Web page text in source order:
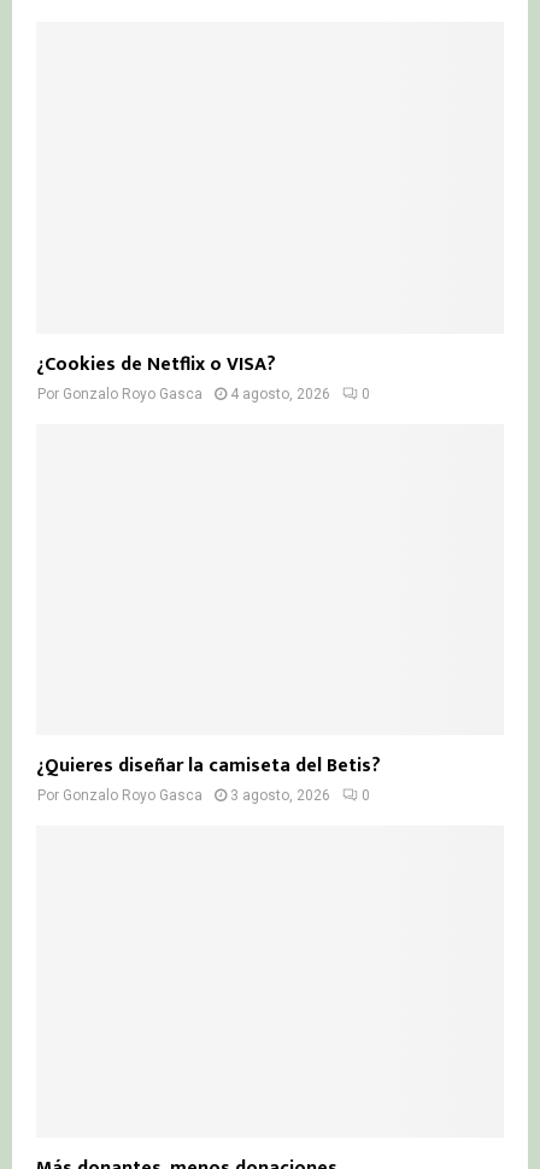
¿Cookies de Netflix o VISA?
Por Gonzalo Royo Gasca 4 agosto, 2026 0
¿Quieres diseñar la camiseta del Betis?
Por Gonzalo Royo Gasca 3 agosto, 2026 0